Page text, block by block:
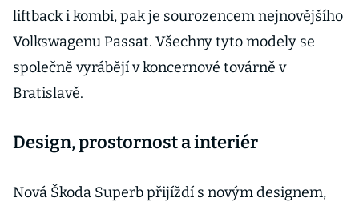
liftback i kombi, pak je sourozencem nejnovějšího
Volkswagenu Passat. Všechny tyto modely se
společně vyrábějí v koncernové továrně v
Bratislavě.
Design, prostornost a interiér
Nová Škoda Superb přijíždí s novým designem,